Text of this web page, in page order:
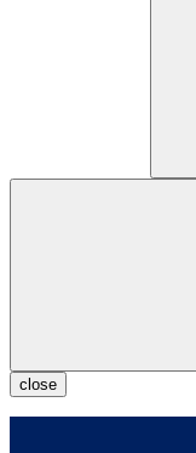
close